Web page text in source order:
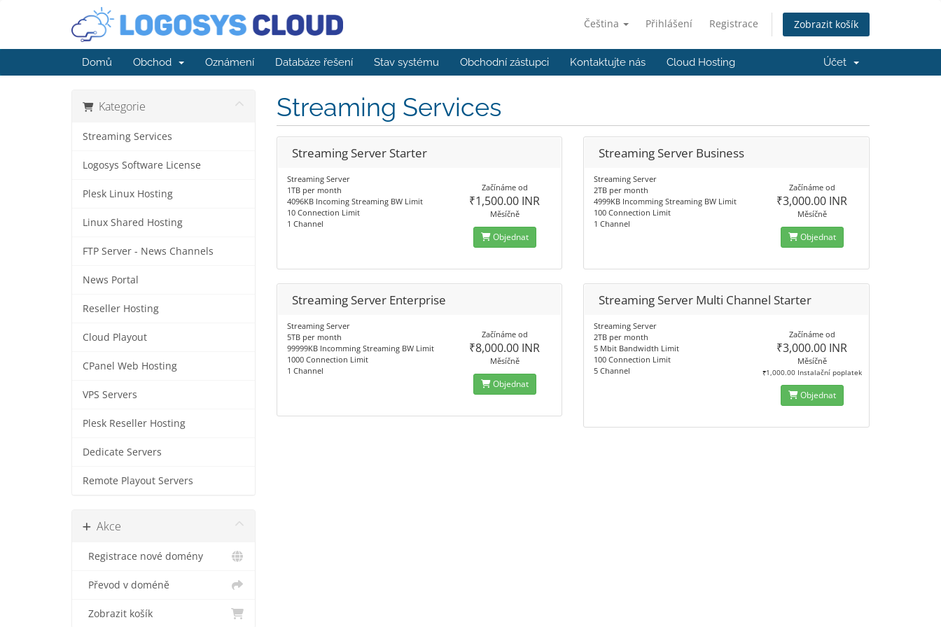
Čeština Přihlášení Registrace Zobrazit košík
Domů Obchod Oznámení Databáze řešení Stav systému Obchodní zástupci Kontaktujte nás Cloud Hosting Účet
Kategorie
Streaming Services
Logosys Software License
Plesk Linux Hosting
Linux Shared Hosting
FTP Server - News Channels
News Portal
Reseller Hosting
Cloud Playout
CPanel Web Hosting
VPS Servers
Plesk Reseller Hosting
Dedicate Servers
Remote Playout Servers
Akce
Registrace nové domény
Převod v doméně
Zobrazit košík
Streaming Services
Streaming Server Starter
Streaming Server
1TB per month
4096KB Incoming Streaming BW Limit
10 Connection Limit
1 Channel
Začínáme od
₹1,500.00 INR
Měsíčně
Objednat
Streaming Server Business
Streaming Server
2TB per month
4999KB Incomming Streaming BW Limit
100 Connection Limit
1 Channel
Začínáme od
₹3,000.00 INR
Měsíčně
Objednat
Streaming Server Enterprise
Streaming Server
5TB per month
99999KB Incomming Streaming BW Limit
1000 Connection Limit
1 Channel
Začínáme od
₹8,000.00 INR
Měsíčně
Objednat
Streaming Server Multi Channel Starter
Streaming Server
2TB per month
5 Mbit Bandwidth Limit
100 Connection Limit
5 Channel
Začínáme od
₹3,000.00 INR
Měsíčně
₹1,000.00 Instalační poplatek
Objednat